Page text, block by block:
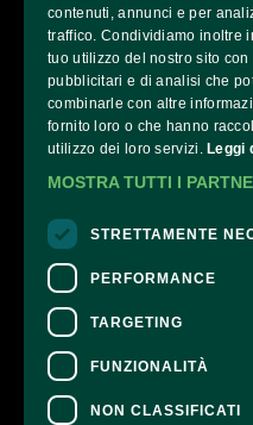
Q77
Per
Per
contenuti, annunci e per
traffico. Condividiamo inoltre
tuo utilizzo del nostro sito con
pubblicitari e di analisi che
combinarle con altre
fornito loro o che hanno
utilizzo dei loro servizi. Leggi
MOSTRA TUTTI I
STRETTAMENTE
PERFORMANCE
TARGETING
FUNZIONALITÀ
NON CLASSIFICATI